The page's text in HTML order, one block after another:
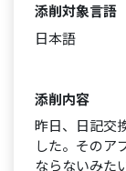
添削対象言語
日本語
添削内容
昨日、日記交
した。そのア
ならないみた